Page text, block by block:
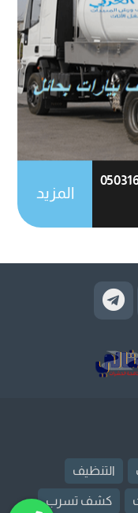
المزيد
التنظيف
كشف تسرب